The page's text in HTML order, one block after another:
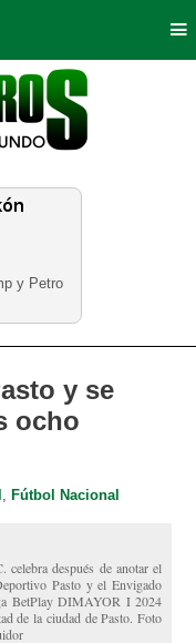
y Petro
Deportes
Neira
y se
ocho
, Fútbol Nacional
celebra después de anotar el
Pasto y el Envigado
BetPlay DIMAYOR I 2024
de la ciudad de Pasto. Foto